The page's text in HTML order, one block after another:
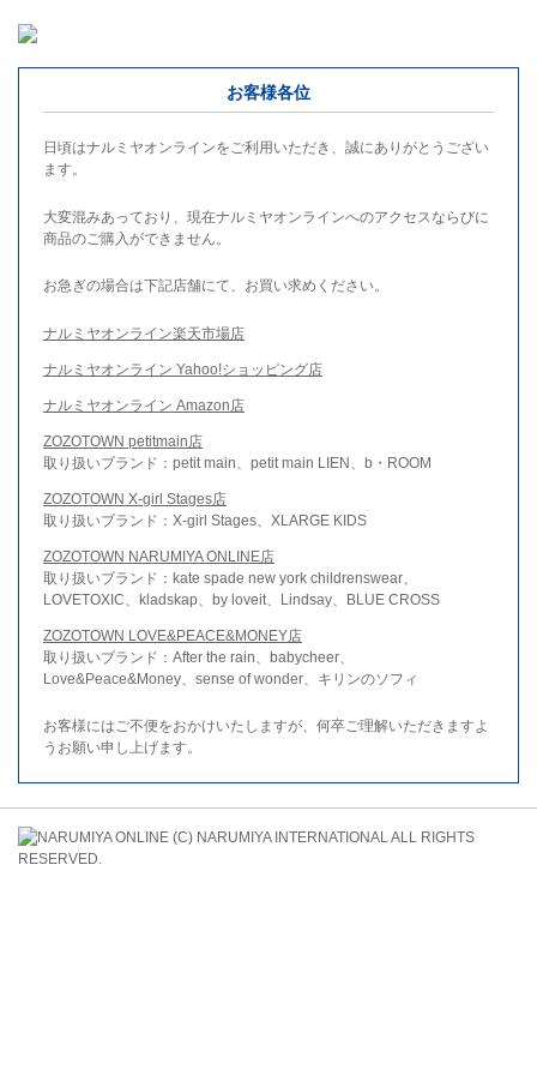
お客様各位
日頃はナルミヤオンラインをご利用いただき、誠にありがとうござい
ます。
大変混みあっており、現在ナルミヤオンラインへのアクセスならびに
商品のご購入ができません。
お急ぎの場合は下記店舗にて、お買い求めください。
ナルミヤオンライン楽天市場店
ナルミヤオンライン Yahoo!ショッピング店
ナルミヤオンライン Amazon店
ZOZOTOWN petitmain店
取り扱いブランド：petit main、petit main LIEN、b・ROOM
ZOZOTOWN X-girl Stages店
取り扱いブランド：X-girl Stages、XLARGE KIDS
ZOZOTOWN NARUMIYA ONLINE店
取り扱いブランド：kate spade new york childrenswear、
LOVETOXIC、kladskap、by loveit、Lindsay、BLUE CROSS
ZOZOTOWN LOVE&PEACE&MONEY店
取り扱いブランド：After the rain、babycheer、
Love&Peace&Money、sense of wonder、キリンのソフィ
お客様にはご不便をおかけいたしますが、何卒ご理解いただきますよ
うお願い申し上げます。